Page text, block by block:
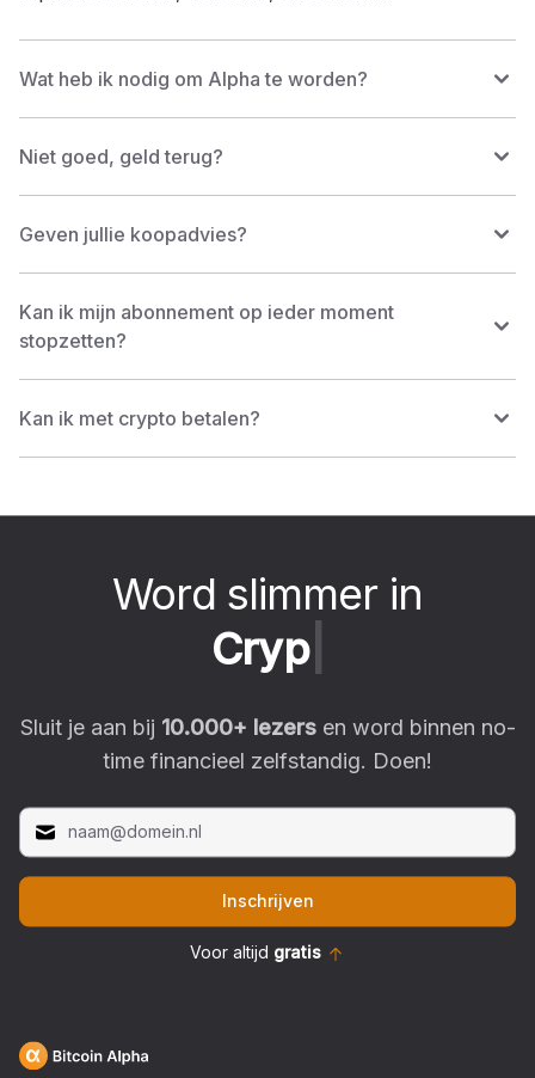
Wat heb ik nodig om Alpha te worden?
Niet goed, geld terug?
Geven jullie koopadvies?
Kan ik mijn abonnement op ieder moment
stopzetten?
Kan ik met crypto betalen?
Word slimmer in
Crypto
Sluit je aan bij 10.000+ lezersen word binnen no-
time financieel zelfstandig. Doen!
Inschrijven
Voor altijd gratis